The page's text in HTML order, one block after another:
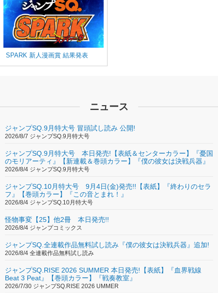
SPARK 新人漫画賞 結果発表
ニュース
ジャンプSQ.9月特大号 冒頭試し読み 公開!
2026/8/7 ジャンプSQ.9月特大号
ジャンプSQ.9月特大号 本日発売!【表紙＆センターカラー】『憂国
のモリアーティ』【新連載＆巻頭カラー】『僕の彼女は決戦兵器』
2026/8/4 ジャンプSQ.9月特大号
ジャンプSQ.10月特大号 9月4日(金)発売!!【表紙】『終わりのセラ
フ』【巻頭カラー】『この音とまれ！』
2026/8/4 ジャンプSQ.10月特大号
怪物事変【25】他2冊 本日発売!!
2026/8/4 ジャンプコミックス
ジャンプSQ.全連載作品無料試し読み『僕の彼女は決戦兵器』追加!
2026/8/4 全連載作品無料試し読み
ジャンプSQ.RISE 2026 SUMMER 本日発売!【表紙】『血界戦線
Beat 3 Peat』【巻頭カラー】『戦奏教室』
2026/7/30 ジャンプSQ.RISE 2026 UMMER